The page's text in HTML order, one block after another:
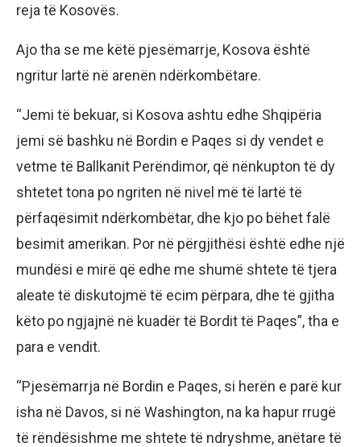
reja të Kosovës.
Ajo tha se me këtë pjesëmarrje, Kosova është
ngritur lartë në arenën ndërkombëtare.
“Jemi të bekuar, si Kosova ashtu edhe Shqipëria
jemi së bashku në Bordin e Paqes si dy vendet e
vetme të Ballkanit Perëndimor, që nënkupton të dy
shtetet tona po ngriten në nivel më të lartë të
përfaqësimit ndërkombëtar, dhe kjo po bëhet falë
besimit amerikan. Por në përgjithësi është edhe një
mundësi e mirë që edhe me shumë shtete të tjera
aleate të diskutojmë të ecim përpara, dhe të gjitha
këto po ngjajnë në kuadër të Bordit të Paqes”, tha e
para e vendit.
“Pjesëmarrja në Bordin e Paqes, si herën e parë kur
isha në Davos, si në Washington, na ka hapur rrugë
të rëndësishme me shtete të ndryshme, anëtare të